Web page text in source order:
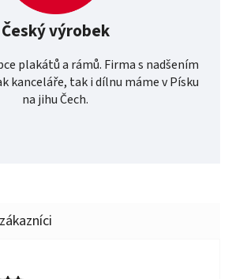
Český výrobek
plakátů a rámů. Firma s nadšením
kanceláře, tak i dílnu máme v Písku
na jihu Čech.